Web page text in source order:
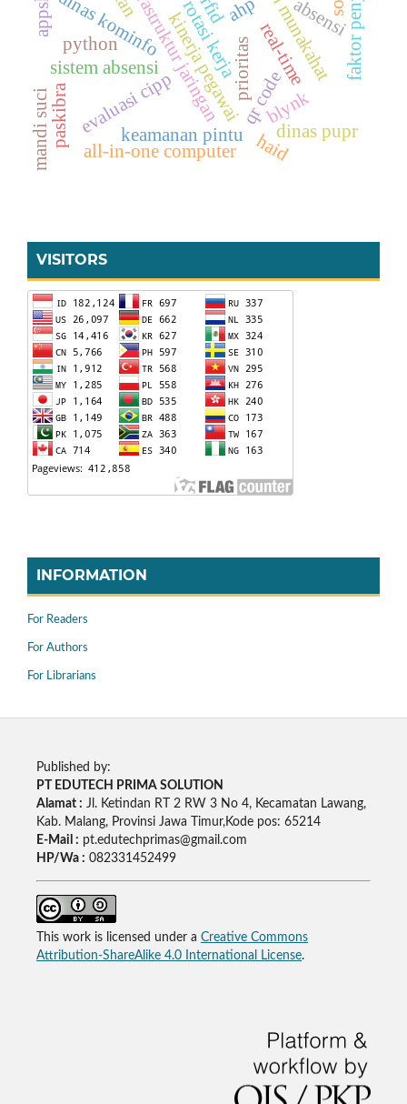
kinerja pegawaiqr code
keamanan pintu
blynk
infrastruktur jaringanahp
prioritas
dinas kominfo fiqh munakahat
rotasi kerja
evaluasi cipp
sistem absensi real-time
rfid
paskibra
all-in-one computer
absensi
dinas pupr
python
mandi suci haid
VISITORS
INFORMATION
For Readers
For Authors
For Librarians
Published by:
PT EDUTECH PRIMA SOLUTION
Alamat : Jl. Ketindan RT 2 RW 3 No 4, Kecamatan Lawang,
Kab. Malang, Provinsi Jawa Timur,Kode pos: 65214
E-Mail : pt.edutechprimas@gmail.com
HP/Wa : 082331452499
This work is licensed under a Creative Commons
Attribution-ShareAlike 4.0 International License.